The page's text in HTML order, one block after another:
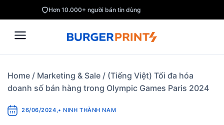
to
content
Hơn 10.000+ người bán tin dùng
Home / Marketing & Sale / (Tiếng Việt) Tối đa hóa
doanh số bán hàng trong Olympic Games Paris 2024
26/06/2024,• NINH THÀNH NAM